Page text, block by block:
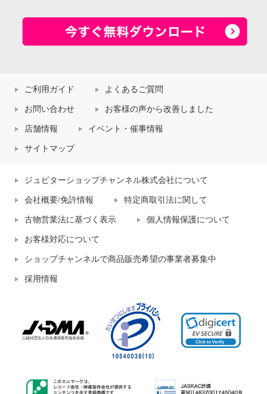
ご利用ガイド よくあるご質問
お問い合わせ お客様の声から改善しました
店舗情報 イベント・催事情報
サイトマップ
ジュピターショップチャンネル株式会社について
会社概要/免許情報 特定商取引法に関して
古物営業法に基づく表示 個人情報保護について
お客様対応について
ショップチャンネルで商品販売希望の事業者募集中
採用情報